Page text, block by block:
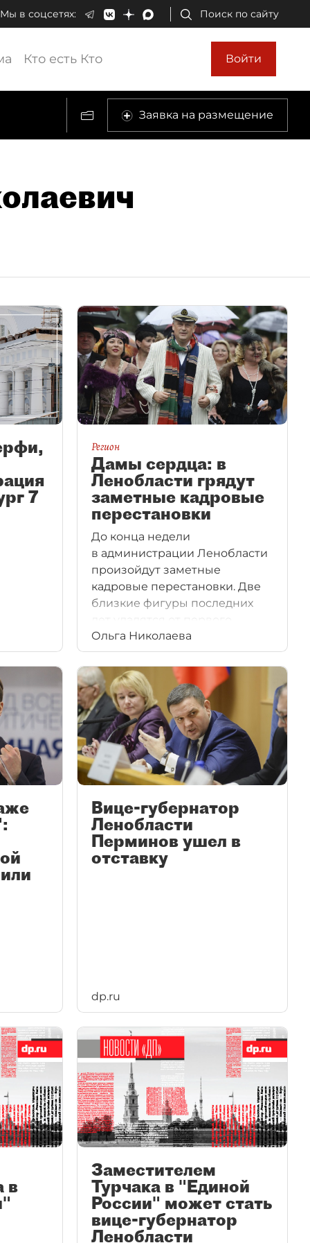
Мы в соцсетях: Поиск по сайту
Кто есть Кто Войти
Заявка на размещение
7
Регион
Дамы сердца: в
Ленобласти грядут
заметные кадровые
перестановки
До конца недели
в администрации Ленобласти
произойдут заметные
кадровые перестановки. Две
близкие фигуры последних
лица — с формальным
повышением.
Ольга Николаева
Вице-губернатор
Ленобласти
Перминов ушел в
отставку
dp.ru
в
Заместителем
Турчака в "Единой
России" может стать
вице-губернатор
Ленобласти